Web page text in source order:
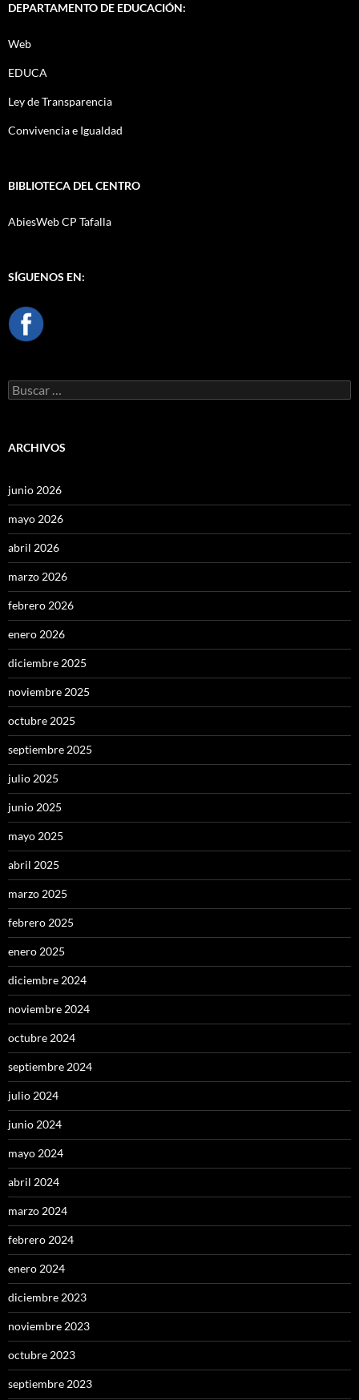
DEPARTAMENTO DE EDUCACIÓN:
Web
EDUCA
Ley de Transparencia
Convivencia e Igualdad
BIBLIOTECA DEL CENTRO
AbiesWeb CP Tafalla
SÍGUENOS EN:
Buscar:
ARCHIVOS
junio 2026
mayo 2026
abril 2026
marzo 2026
febrero 2026
enero 2026
diciembre 2025
noviembre 2025
octubre 2025
septiembre 2025
julio 2025
junio 2025
mayo 2025
abril 2025
marzo 2025
febrero 2025
enero 2025
diciembre 2024
noviembre 2024
octubre 2024
septiembre 2024
julio 2024
junio 2024
mayo 2024
abril 2024
marzo 2024
febrero 2024
enero 2024
diciembre 2023
noviembre 2023
octubre 2023
septiembre 2023